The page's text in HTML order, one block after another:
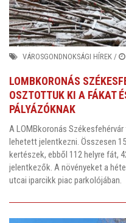
VÁROSGONDNOKSÁGI HÍREK /
LOMBKORONÁS
OSZTOTTUK KI A FÁKAT
PÁLYÁZÓKNAK
A LOMBkoronás
lehetett jelentkezni. Összesen
kertészek, ebből 112 helyre fát,
jelentkezők. A növényeket a
utcai iparcikk piac parkolójában.